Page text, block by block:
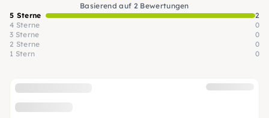
Basierend auf 2 Bewertungen
5 Sterne
2
4 Sterne
0
3 Sterne
0
2 Sterne
0
1 Stern
0